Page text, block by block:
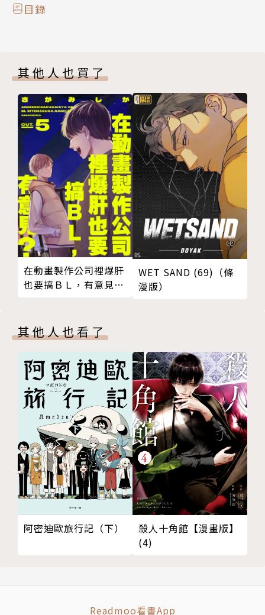
目錄
其他人也買了
在動畫製作公司裡爆肝
也要搞ＢＬ，有意見？
WET SAND (69)（條
漫版）
其他人也看了
阿密迪歐旅行記（下）
殺人十角館【漫畫版】
(4)
Readmoo看書App